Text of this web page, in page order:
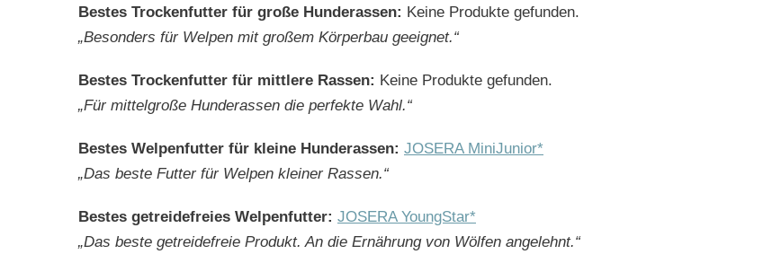
Bestes Trockenfutter für große Hunderassen: Keine Produkte gefunden.
„Besonders für Welpen mit großem Körperbau geeignet.“
Bestes Trockenfutter für mittlere Rassen: Keine Produkte gefunden.
„Für mittelgroße Hunderassen die perfekte Wahl.“
Bestes Welpenfutter für kleine Hunderassen: JOSERA MiniJunior*
„Das beste Futter für Welpen kleiner Rassen.“
Bestes getreidefreies Welpenfutter: JOSERA YoungStar*
„Das beste getreidefreie Produkt. An die Ernährung von Wölfen angelehnt.“